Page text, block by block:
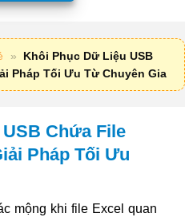
»
Khôi Phục Dữ Liệu USB
Pháp Tối Ưu Từ Chuyên Gia
Chứa File
Pháp Tối Ưu
mộng khi file Excel quan